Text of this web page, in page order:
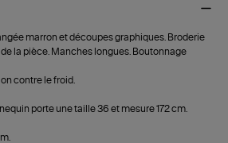
marron et découpes graphiques. Broderie
la pièce. Manches longues. Boutonnage
contre le froid.
porte une taille 36 et mesure 172 cm.